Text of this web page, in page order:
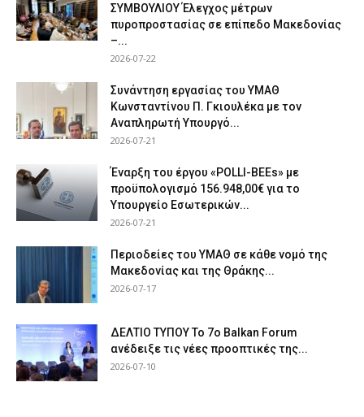
ΣΥΜΒΟΥΛΙΟΥ Έλεγχος μέτρων
πυροπροστασίας σε επίπεδο Μακεδονίας
–...
2026-07-22
Συνάντηση εργασίας του ΥΜΑΘ
Κωνσταντίνου Π. Γκιουλέκα με τον
Αναπληρωτή Υπουργό...
2026-07-21
Έναρξη του έργου «POLLI-BEEs» με
προϋπολογισμό 156.948,00€ για το
Υπουργείο Εσωτερικών...
2026-07-21
Περιοδείες του ΥΜΑΘ σε κάθε νομό της
Μακεδονίας και της Θράκης...
2026-07-17
ΔΕΛΤΙΟ ΤΥΠΟΥ Το 7ο Balkan Forum
ανέδειξε τις νέες προοπτικές της...
2026-07-10